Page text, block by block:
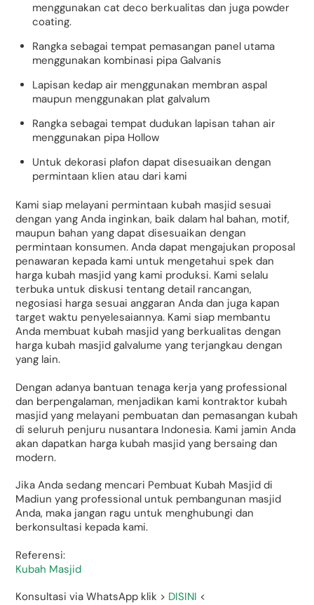
menggunakan cat deco berkualitas dan juga powder
coating.
Rangka sebagai tempat pemasangan panel utama
menggunakan kombinasi pipa Galvanis
Lapisan kedap air menggunakan membran aspal
maupun menggunakan plat galvalum
Rangka sebagai tempat dudukan lapisan tahan air
menggunakan pipa Hollow
Untuk dekorasi plafon dapat disesuaikan dengan
permintaan klien atau dari kami
Kami siap melayani permintaan kubah masjid sesuai
dengan yang Anda inginkan, baik dalam hal bahan, motif,
maupun bahan yang dapat disesuaikan dengan
permintaan konsumen. Anda dapat mengajukan proposal
penawaran kepada kami untuk mengetahui spek dan
harga kubah masjid yang kami produksi. Kami selalu
terbuka untuk diskusi tentang detail rancangan,
negosiasi harga sesuai anggaran Anda dan juga kapan
target waktu penyelesaiannya. Kami siap membantu
Anda membuat kubah masjid yang berkualitas dengan
harga kubah masjid galvalume yang terjangkau dengan
yang lain.
Dengan adanya bantuan tenaga kerja yang professional
dan berpengalaman, menjadikan kami kontraktor kubah
masjid yang melayani pembuatan dan pemasangan kubah
di seluruh penjuru nusantara Indonesia. Kami jamin Anda
akan dapatkan harga kubah masjid yang bersaing dan
modern.
Jika Anda sedang mencari Pembuat Kubah Masjid di
Madiun yang professional untuk pembangunan masjid
Anda, maka jangan ragu untuk menghubungi dan
berkonsultasi kepada kami.
Referensi:
Kubah Masjid
Konsultasi via WhatsApp klik > DISINI <